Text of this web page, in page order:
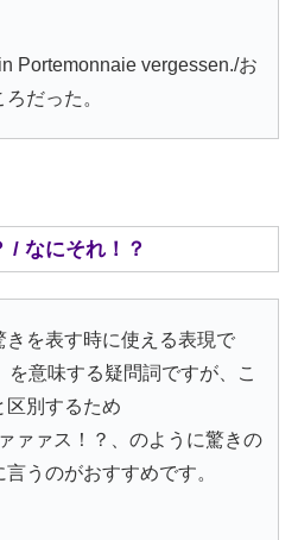
Portemonnaie vergessen./お
だった。
/ なにそれ！？
を表す時に使える表現で
を意味する疑問詞ですが、こ
区別するため
ァァス！？、のように驚きの
うのがおすすめです。